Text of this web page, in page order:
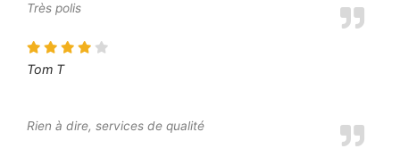
Très polis
Tom T
Rien à dire, services de qualité